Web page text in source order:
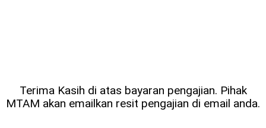
Terima Kasih di atas bayaran pengajian. Pihak
MTAM akan emailkan resit pengajian di email anda.